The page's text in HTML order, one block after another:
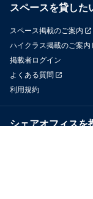
スペースを貸した
スペース掲載のご案内
ハイクラス掲載のご案内
掲載者ログイン
よくある質問
利用規約
シェアオフィスを